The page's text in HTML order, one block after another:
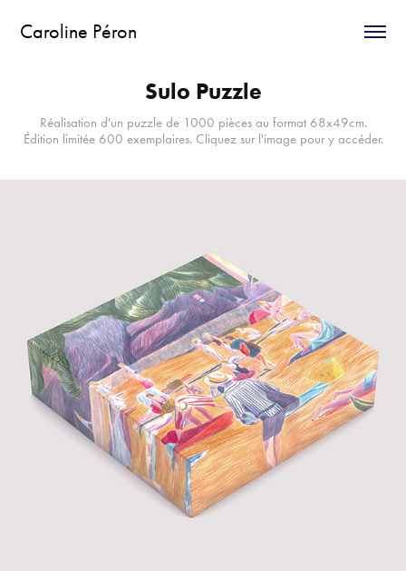
Caroline Péron
Sulo Puzzle
Réalisation d'un puzzle de 1000 pièces au format 68x49cm.
Édition limitée 600 exemplaires. Cliquez sur l'image pour y accéder.